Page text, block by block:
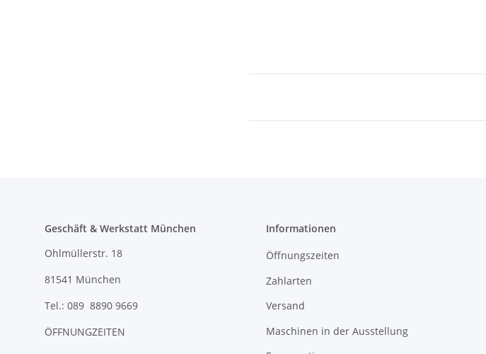
Geschäft & Werkstatt München
Ohlmüllerstr. 18
81541 München
Tel.: 089 8890 9669
ÖFFNUNGZEITEN
Informationen
Öffnungszeiten
Zahlarten
Versand
Maschinen in der Ausstellung